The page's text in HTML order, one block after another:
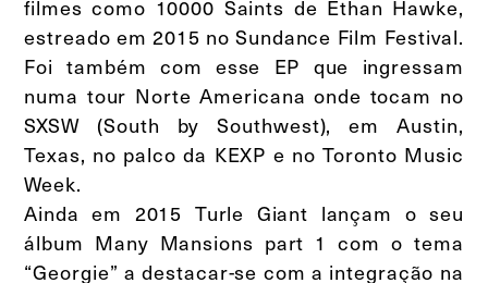
filmes como 10000 Saints de Ethan Hawke,
estreado em 2015 no Sundance Film Festival.
Foi também com esse EP que ingressam
numa tour Norte Americana onde tocam no
SXSW (South by Southwest), em Austin,
Texas, no palco da KEXP e no Toronto Music
Week.
Ainda em 2015 Turle Giant lançam o seu
álbum Many Mansions part 1 com o tema
“Georgie” a destacar-se com a integração na